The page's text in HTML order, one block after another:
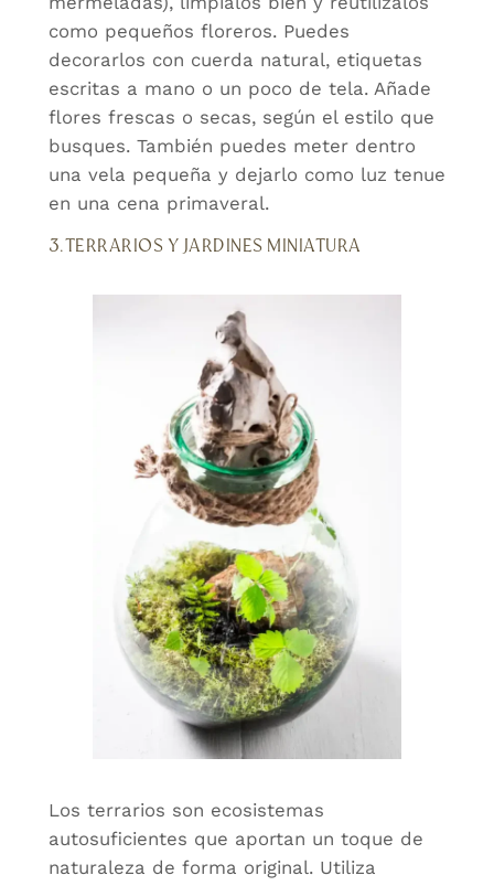
como pequeños floreros. Puedes
decorarlos con cuerda natural, etiquetas
escritas a mano o un poco de tela. Añade
flores frescas o secas, según el estilo que
busques. También puedes meter dentro
una vela pequeña y dejarlo como luz tenue
en una cena primaveral.
3.TERRARIOS Y JARDINES MINIATURA
Los terrarios son ecosistemas
autosuficientes que aportan un toque de
naturaleza de forma original. Utiliza